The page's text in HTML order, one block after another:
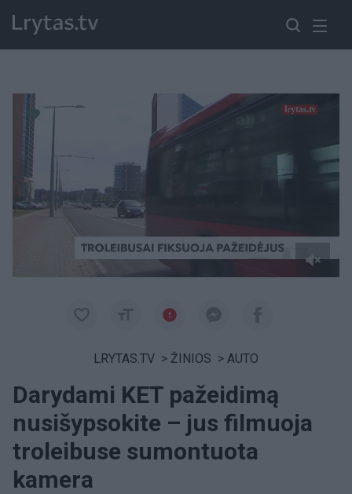
Paremkite Ukrainą
LRYTAS.TV > ŽINIOS > AUTO
Darydami KET pažeidimą
nusišypsokite – jus filmuoja
troleibuse sumontuota
kamera